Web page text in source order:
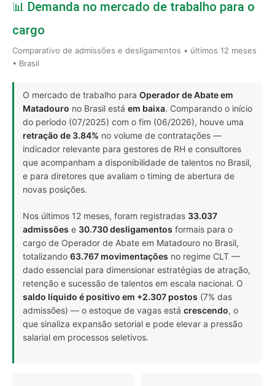
📊 Demanda no mercado de trabalho para o
cargo
Comparativo de admissões e desligamentos • últimos 12 meses
• Brasil
O mercado de trabalho para Operador de Abate em
Matadouro no Brasil está em baixa. Comparando o início
do período (07/2025) com o fim (06/2026), houve uma
retração de 3.84% no volume de contratações —
indicador relevante para gestores de RH e consultores
que acompanham a disponibilidade de talentos no Brasil,
e para diretores que avaliam o timing de abertura de
novas posições.
Nos últimos 12 meses, foram registradas 33.037
admissões e 30.730 desligamentos formais para o
cargo de Operador de Abate em Matadouro no Brasil,
totalizando 63.767 movimentações no regime CLT —
dado essencial para dimensionar estratégias de atração,
retenção e sucessão de talentos em escala nacional. O
saldo líquido é positivo em +2.307 postos (7% das
admissões) — o estoque de vagas está crescendo, o
que sinaliza expansão setorial e pode elevar a pressão
salarial em processos seletivos.